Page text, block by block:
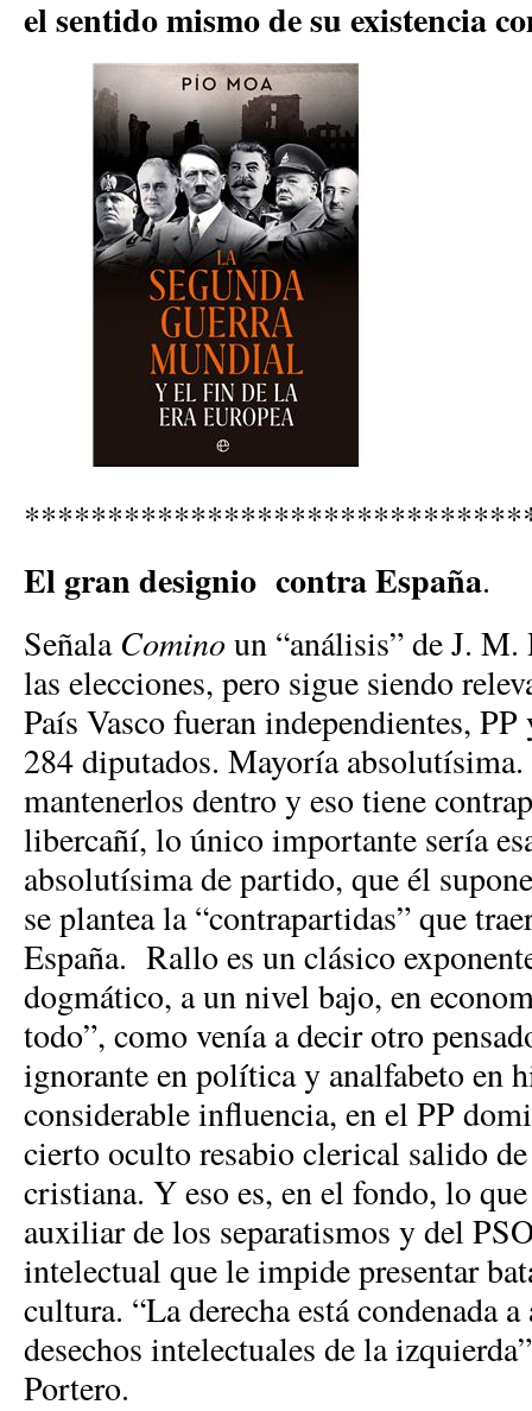
el sentido mismo de su existencia
El gran designio contra España.
SeñalaComino un “análisis” de J.
las elecciones, pero sigue siendo
País Vasco fueran independientes,
284 diputados. Mayoría absolutísima.
mantenerlos dentro y eso tiene
libercañí, lo único importante sería
absolutísima de partido, que él
se plantea la “contrapartidas” que
España. Rallo es un clásico
dogmático, a un nivel bajo, en
todo”, como venía a decir otro
ignorante en política y analfabeto en
considerable influencia, en el PP
cierto oculto resabio clerical salido
cristiana. Y eso es, en el fondo, lo
auxiliar de los separatismos y del
intelectual que le impide presentar
cultura. “La derecha está condenada
desechos intelectuales de la
Portero.